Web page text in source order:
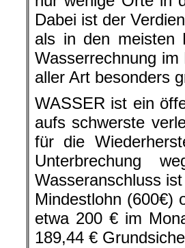
Dabei ist der
als in den meisten
Wasserrechnung
aller Art besonders
WASSER ist ein
aufs schwerste
für die
Unterbrechung
Wasseranschluss
Mindestlohn (600€)
etwa 200 € im
189,44 €